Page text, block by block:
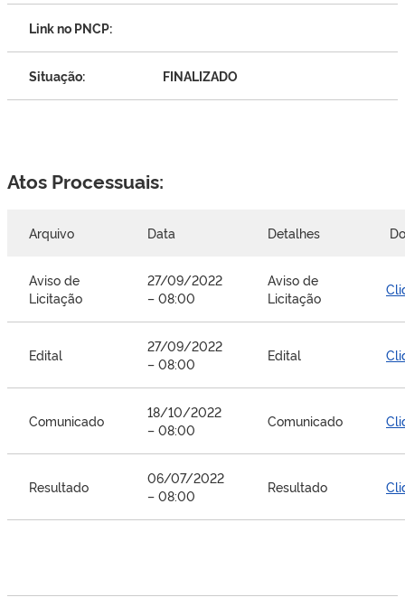
Link no PNCP:
Situação: FINALIZADO
Atos Processuais:
Arquivo Data Detalhes
Aviso de
Licitação
27/09/2022
– 08:00
Aviso de
Licitação
Edital
27/09/2022
– 08:00
Edital
Comunicado
18/10/2022
– 08:00
Comunicado
Resultado
06/07/2022
– 08:00
Resultado